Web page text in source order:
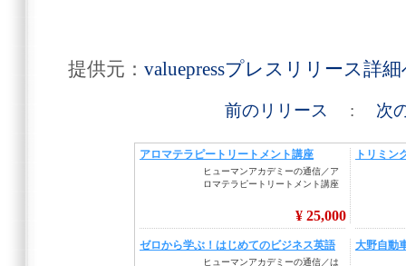
提供元： valuepressプレスリリース詳
前のリリース : 次